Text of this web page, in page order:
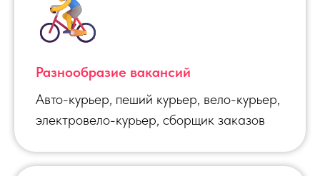
Разнообразие вакансий
Авто-курьер, пеший курьер, вело-курьер,
электровело-курьер, сборщик заказов